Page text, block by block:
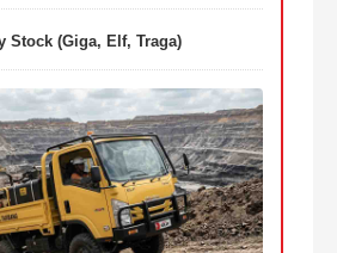
Stock (Giga, Elf, Traga)